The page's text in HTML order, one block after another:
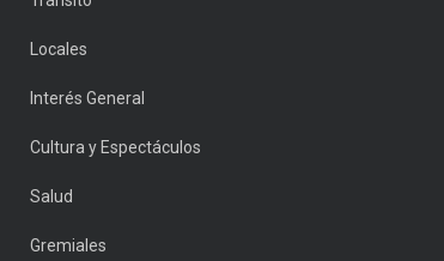
Locales
Interés General
Cultura y Espectáculos
Salud
Gremiales